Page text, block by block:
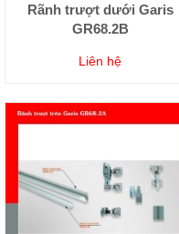
Rãnh trượt dưới Garis
GR68.2B
Liên hệ